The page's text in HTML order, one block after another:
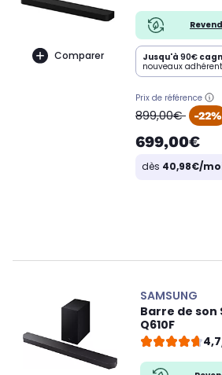
Comparer Jusqu'à 90€
nouveaux
Prix de référence
oldPrice
899,00€ -22%
699,00€
dès 40,98€/
SAMSUNG
Barre de son
Q610F